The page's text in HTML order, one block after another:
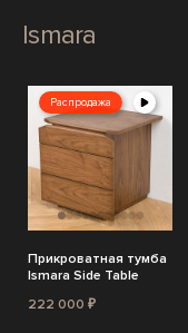
Ismara
Распродажа
Прикроватная тумба
Ismara Side Table
222 000 ₽